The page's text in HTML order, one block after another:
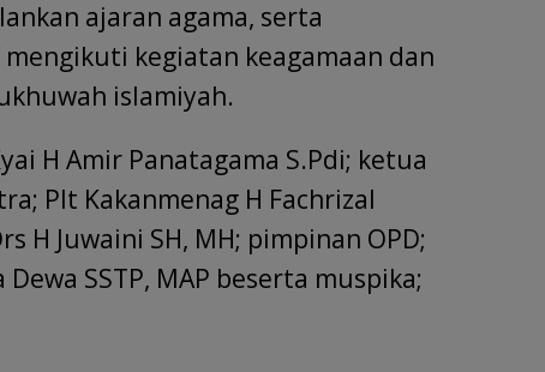
ajaran agama, serta
kegiatan keagamaan dan
islamiyah.
H Amir Panatagama S.Pdi; ketua
Plt Kakanmenag H Fachrizal
H Juwaini SH, MH; pimpinan OPD;
SSTP, MAP beserta muspika;